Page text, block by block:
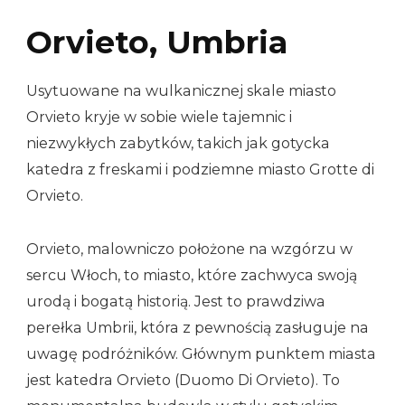
Orvieto, Umbria
Usytuowane na wulkanicznej skale miasto
Orvieto kryje w sobie wiele tajemnic i
niezwykłych zabytków, takich jak gotycka
katedra z freskami i podziemne miasto Grotte di
Orvieto.
Orvieto, malowniczo położone na wzgórzu w
sercu Włoch, to miasto, które zachwyca swoją
urodą i bogatą historią. Jest to prawdziwa
perełka Umbrii, która z pewnością zasługuje na
uwagę podróżników. Głównym punktem miasta
jest katedra Orvieto (Duomo Di Orvieto). To